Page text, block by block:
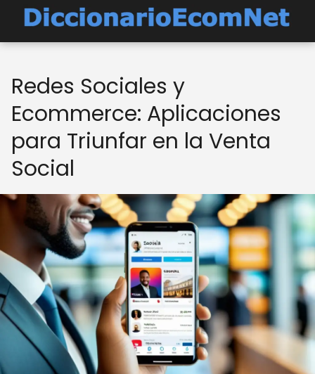
Redes Sociales y
Ecommerce: Aplicaciones
para Triunfar en la Venta
Social